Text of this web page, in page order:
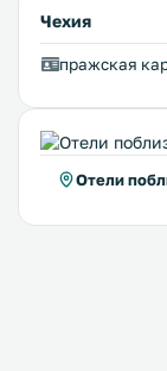
Чехия
пражская
Отели